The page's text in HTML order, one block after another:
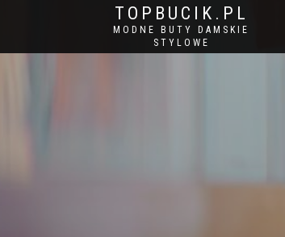
TOPBUCIK.PL
MODNE BUTY DAMSKIE
STYLOWE